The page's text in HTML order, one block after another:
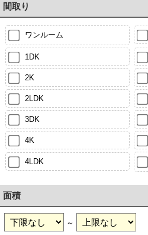
間取り
ワンルーム
1DK
2K
2LDK
3DK
4K
4LDK
面積
～